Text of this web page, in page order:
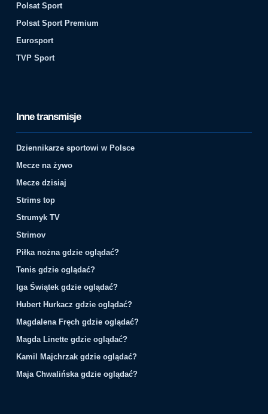
Polsat Sport
Polsat Sport Premium
Eurosport
TVP Sport
Inne transmisje
Dziennikarze sportowi w Polsce
Mecze na żywo
Mecze dzisiaj
Strims top
Strumyk TV
Strimov
Piłka nożna gdzie oglądać?
Tenis gdzie oglądać?
Iga Świątek gdzie oglądać?
Hubert Hurkacz gdzie oglądać?
Magdalena Fręch gdzie oglądać?
Magda Linette gdzie oglądać?
Kamil Majchrzak gdzie oglądać?
Maja Chwalińska gdzie oglądać?